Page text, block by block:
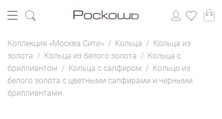
Коллекция «Москва Сити» / Кольца / Кольца из
золота / Кольца из белого золота / Кольца с
бриллиантом / Кольца с сапфиром / Кольцо из
белого золота с цветными сапфирами и черными
бриллиантами